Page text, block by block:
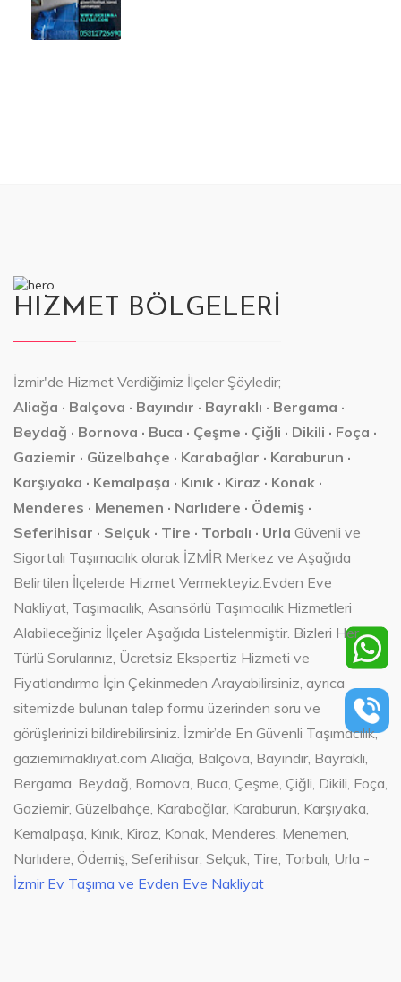
HIZMET BÖLGELERİ
İzmir'de Hizmet Verdiğimiz İlçeler Şöyledir;
Aliağa · Balçova · Bayındır · Bayraklı · Bergama ·
Beydağ · Bornova · Buca · Çeşme · Çiğli · Dikili · Foça ·
Gaziemir · Güzelbahçe · Karabağlar · Karaburun ·
Karşıyaka · Kemalpaşa · Kınık · Kiraz · Konak ·
Menderes · Menemen · Narlıdere · Ödemiş ·
Seferihisar · Selçuk · Tire · Torbalı · Urla Güvenli ve
Sigortalı Taşımacılık olarak İZMİR Merkez ve Aşağıda
Belirtilen İlçelerde Hizmet Vermekteyiz.Evden Eve
Nakliyat, Taşımacılık, Asansörlü Taşımacılık Hizmetleri
Alabileceğiniz İlçeler Aşağıda Listelenmiştir. Bizleri Her
Türlü Sorularınız, Ücretsiz Ekspertiz Hizmeti ve
Fiyatlandırma İçin Çekinmeden Arayabilirsiniz, ayrıca
sitemizde bulunan talep formu üzerinden soru ve
görüşlerinizi bildirebilirsiniz. İzmir’de En Güvenli Taşımacılık,
gaziemirnakliyat.com Aliağa, Balçova, Bayındır, Bayraklı,
Bergama, Beydağ, Bornova, Buca, Çeşme, Çiğli, Dikili, Foça,
Gaziemir, Güzelbahçe, Karabağlar, Karaburun, Karşıyaka,
Kemalpaşa, Kınık, Kiraz, Konak, Menderes, Menemen,
Narlıdere, Ödemiş, Seferihisar, Selçuk, Tire, Torbalı, Urla -
İzmir Ev Taşıma ve Evden Eve Nakliyat